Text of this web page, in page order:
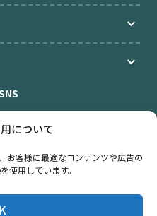
について
お客様に最適なコンテンツや広告の
使用しています。